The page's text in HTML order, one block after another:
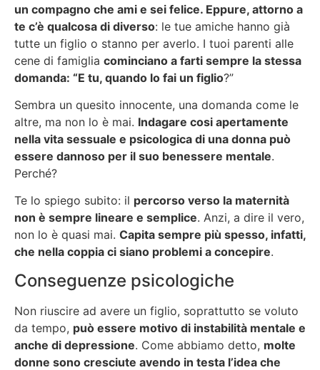
un compagno che ami e sei felice. Eppure, attorno a
te c’è qualcosa di diverso: le tue amiche hanno già
tutte un figlio o stanno per averlo. I tuoi parenti alle
cene di famiglia cominciano a farti sempre la stessa
domanda: “E tu, quando lo fai un figlio?”
Sembra un quesito innocente, una domanda come le
altre, ma non lo è mai. Indagare cosi apertamente
nella vita sessuale e psicologica di una donna può
essere dannoso per il suo benessere mentale.
Perché?
Te lo spiego subito: il percorso verso la maternità
non è sempre lineare e semplice. Anzi, a dire il vero,
non lo è quasi mai. Capita sempre più spesso, infatti,
che nella coppia ci siano problemi a concepire.
Conseguenze psicologiche
Non riuscire ad avere un figlio, soprattutto se voluto
da tempo, può essere motivo di instabilità mentale e
anche di depressione. Come abbiamo detto, molte
donne sono cresciute avendo in testa l’idea che